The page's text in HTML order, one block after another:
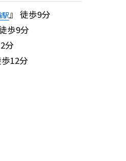
駅』 徒歩9分
歩9分
分
12分